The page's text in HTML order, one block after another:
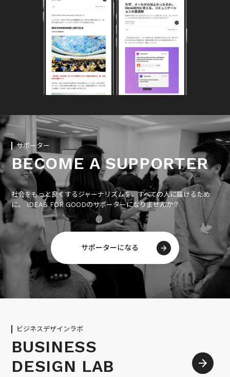
サポーター
BECOME A SUPPORTER
社会をもっと良くするジャーナリズムを、すべての人に届けるため
に、 IDEAS FOR GOODのサポーターになりませんか？
サポーターになる
ビジネスデザインラボ
BUSINESS
DESIGN LAB